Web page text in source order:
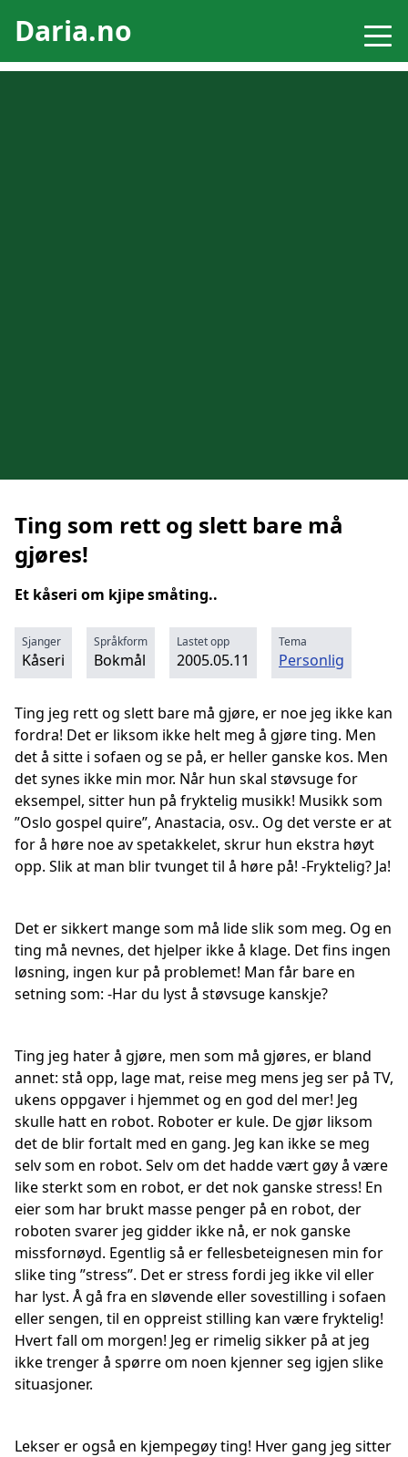
Daria.no
Ting som rett og slett bare må
gjøres!
Et kåseri om kjipe småting..
Sjanger
Kåseri
Språkform
Bokmål
Lastet opp
2005.05.11
Tema
Personlig
Ting jeg rett og slett bare må gjøre, er noe jeg ikke kan
fordra! Det er liksom ikke helt meg å gjøre ting. Men
det å sitte i sofaen og se på, er heller ganske kos. Men
det synes ikke min mor. Når hun skal støvsuge for
eksempel, sitter hun på fryktelig musikk! Musikk som
”Oslo gospel quire”, Anastacia, osv.. Og det verste er at
for å høre noe av spetakkelet, skrur hun ekstra høyt
opp. Slik at man blir tvunget til å høre på! -Fryktelig? Ja!
Det er sikkert mange som må lide slik som meg. Og en
ting må nevnes, det hjelper ikke å klage. Det fins ingen
løsning, ingen kur på problemet! Man får bare en
setning som: -Har du lyst å støvsuge kanskje?
Ting jeg hater å gjøre, men som må gjøres, er bland
annet: stå opp, lage mat, reise meg mens jeg ser på TV,
ukens oppgaver i hjemmet og en god del mer! Jeg
skulle hatt en robot. Roboter er kule. De gjør liksom
det de blir fortalt med en gang. Jeg kan ikke se meg
selv som en robot. Selv om det hadde vært gøy å være
like sterkt som en robot, er det nok ganske stress! En
eier som har brukt masse penger på en robot, der
roboten svarer jeg gidder ikke nå, er nok ganske
missfornøyd. Egentlig så er fellesbeteignesen min for
slike ting ”stress”. Det er stress fordi jeg ikke vil eller
har lyst. Å gå fra en sløvende eller sovestilling i sofaen
eller sengen, til en oppreist stilling kan være fryktelig!
Hvert fall om morgen! Jeg er rimelig sikker på at jeg
ikke trenger å spørre om noen kjenner seg igjen slike
situasjoner.
Lekser er også en kjempegøy ting! Hver gang jeg sitter